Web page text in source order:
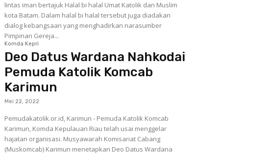
lintas iman bertajuk Halal bi halal Umat Katolik dan Muslim
kota Batam. Dalam halal bi halal tersebut juga diadakan
dialog kebangsaan yang menghadirkan narasumber
Pimpinan Gereja...
Komda Kepri
Deo Datus Wardana Nahkodai
Pemuda Katolik Komcab
Karimun
Mei 22, 2022
Pemudakatolik.or.id, Karimun - Pemuda Katolik Komcab
Karimun, Komda Kepulauan Riau telah usai menggelar
hajatan organisasi. Musyawarah Komisariat Cabang
(Muskomcab) Karimun menetapkan Deo Datus Wardana